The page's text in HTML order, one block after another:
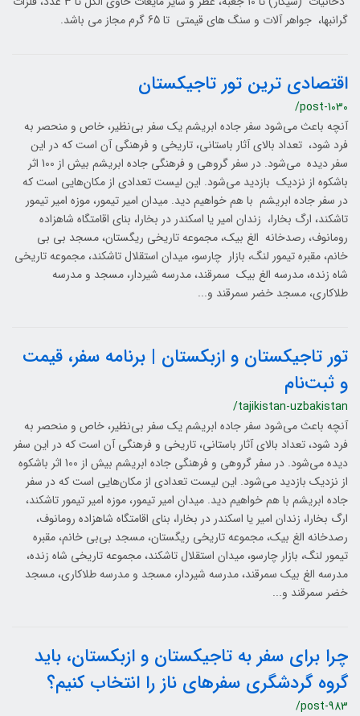
گرانبها، جواهر آلات و سنگ های قیمتی تا 65 گرم مجاز می باشد.
اقتصادی ترین تور تاجیکستان
/post-1030
آنچه باعث می‌شود سفر جاده ابریشم یک سفر بی‌نظیر، خاص و منحصر به
فرد شود، تعداد بالای آثار باستانی، تاریخی و فرهنگی آن است که در این
سفر دیده می‌شود. در سفر گروهی و فرهنگی جاده ابریشم بیش از 100 اثر
باشکوه از نزدیک بازدید می‌شود. این لیست تعدادی از مکان‌هایی است که
در سفر جاده ابریشم با هم خواهیم دید. میدان امیر تیمور، موزه امیر تیمور
تاشکند، ارگ بخارا، زندان امیر یا اسکندر در بخارا، بنای اقامتگاه شاهزاده
رومانوف، رصدخانه الغ بیک، مجموعه تاریخی ریگستان، مسجد بی بی
خانم، مقبره تیمور لنگ، بازار چارسو، میدان استقلال تاشکند، مجموعه تاریخی
شاه زنده، مدرسه الغ بیک سمرقند، مدرسه شیردار، مسجد و مدرسه
طلاکاری، مسجد خضر سمرقند و...
تور تاجیکستان و ازبکستان | برنامه سفر، قیمت
و ثبت‌نام
/tajikistan-uzbakistan
آنچه باعث می‌شود سفر جاده ابریشم یک سفر بی‌نظیر، خاص و منحصر به
فرد شود، تعداد بالای آثار باستانی، تاریخی و فرهنگی آن است که در این سفر
دیده می‌شود. در سفر گروهی و فرهنگی جاده ابریشم بیش از 100 اثر باشکوه
از نزدیک بازدید می‌شود. این لیست تعدادی از مکان‌هایی است که در سفر
جاده ابریشم با هم خواهیم دید. میدان امیر تیمور، موزه امیر تیمور تاشکند،
ارگ بخارا، زندان امیر یا اسکندر در بخارا، بنای اقامتگاه شاهزاده رومانوف،
رصدخانه الغ بیک، مجموعه تاریخی ریگستان، مسجد بی‌بی خانم، مقبره
تیمور لنگ، بازار چارسو، میدان استقلال تاشکند، مجموعه تاریخی شاه زنده،
مدرسه الغ بیک سمرقند، مدرسه شیردار، مسجد و مدرسه طلاکاری، مسجد
خضر سمرقند و...
چرا برای سفر به تاجیکستان و ازبکستان، باید
گروه گردشگری سفرهای ناز را انتخاب کنیم؟
/post-983